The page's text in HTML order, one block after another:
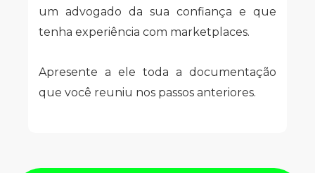
um advogado da sua confiança e que
tenha experiência com marketplaces.
Apresente a ele toda a documentação
que você reuniu nos passos anteriores.